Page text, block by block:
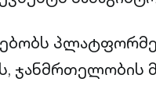
ჯანმრთელობის